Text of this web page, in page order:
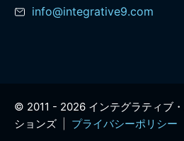
info@integrative9.com
© 2011 - 2026 インテグラティブ
ションズ
プライバシーポリシー